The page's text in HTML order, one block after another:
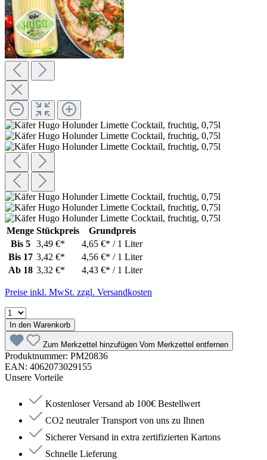
Menge Stückpreis
Grundpreis
Bis 5 3,49 €*
4,65 €* / 1 Liter
Bis 17 3,42 €*
4,56 €* / 1 Liter
Ab 18 3,32 €* 4,43 €* / 1 Liter
Preise inkl. MwSt. zzgl. Versandkosten
In den Warenkorb
Zum Merkzettel hinzufügen Vom Merkzettel entfernen
Produktnummer: PM20836
EAN: 4062073029155
Unsere Vorteile
Kostenloser Versand ab 100€ Bestellwert
CO2 neutraler Transport von uns zu Ihnen
Sicherer Versand in extra zertifizierten Kartons
Schnelle Lieferung